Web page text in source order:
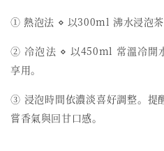
① 熱泡法 ⋄ 以300ml 沸水浸泡茶
② 冷泡法 ⋄ 以450ml 常溫冷開
享用。
③ 浸泡時間依濃淡喜好調整。提
嘗香氣與回甘口感。